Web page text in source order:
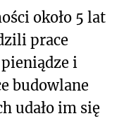
około 5 lat
prace
i
budowlane
udało im się